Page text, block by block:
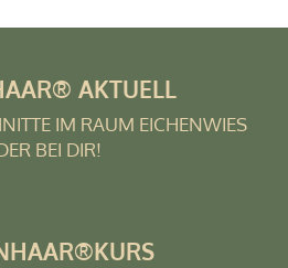
AKTUELL
IM RAUM EICHENWIES
BEI DIR!